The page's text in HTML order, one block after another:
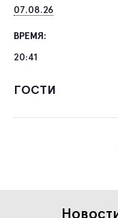
07.08.26
ВРЕМЯ:
20:41
ГОСТИ